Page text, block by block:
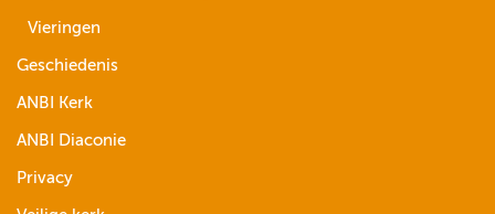
Vieringen
Geschiedenis
ANBI Kerk
ANBI Diaconie
Privacy